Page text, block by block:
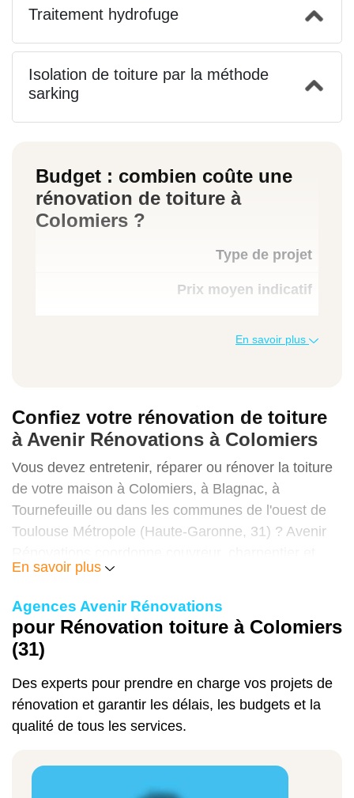
Traitement hydrofuge
Isolation de toiture par la méthode
sarking
Budget : combien coûte une
rénovation de toiture à
Colomiers ?
Type de projet
Prix moyen indicatif
Réfection partielle (tuiles + solins)
50 à 100 €/m²
80 à 160 €/m²
En savoir plus
Confiez votre rénovation de toiture
à Avenir Rénovations à Colomiers
Vous devez entretenir, réparer ou rénover la toiture
de votre maison à Colomiers, à Blagnac, à
Tournefeuille ou dans les communes de l'ouest de
Toulouse Métropole (Haute-Garonne, 31) ? Avenir
zingueur avec un Manager Travaux unique.
l'isolation intégrée, paiement en 12 fois sans frais,
garantie décennale. Contactez-nous pour votre
diagnostic toiture gratuit à Colomiers.
En savoir plus
Agences Avenir Rénovations
pour Rénovation toiture à Colomiers
(31)
Des experts pour prendre en charge vos projets de
rénovation et garantir les délais, les budgets et la
qualité de tous les services.